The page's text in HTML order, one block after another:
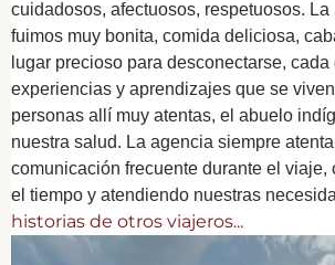
cuidadosos, afectuosos, respetuosos.
fuimos muy bonita, comida deliciosa,
lugar precioso para desconectarse, cada
experiencias y aprendizajes que se
personas allí muy atentas, el abuelo
nuestra salud. La agencia siempre
comunicación frecuente durante el viaje,
el tiempo y atendiendo nuestras
historias de otros viajeros...